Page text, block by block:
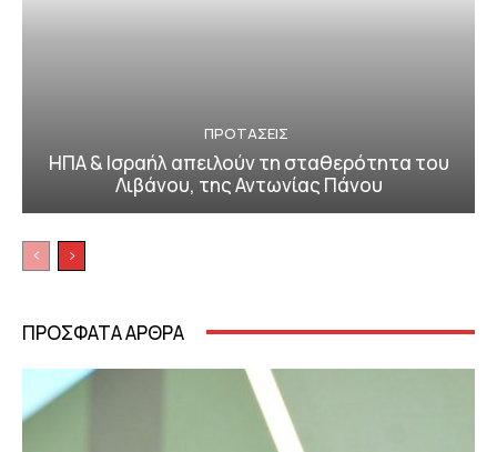
ΠΡΟΤΑΣΕΙΣ
ΗΠΑ & Ισραήλ απειλούν τη σταθερότητα του
Λιβάνου, της Αντωνίας Πάνου
ΠΡΟΣΦΑΤΑ ΑΡΘΡΑ